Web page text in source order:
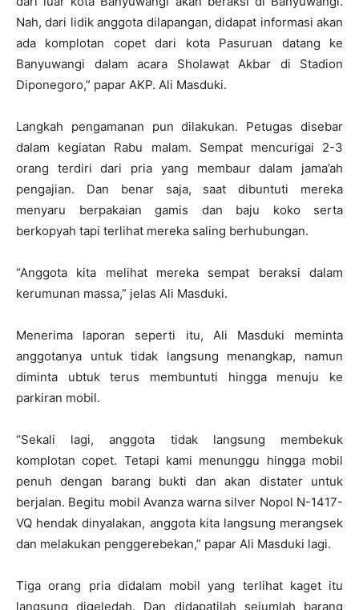
Nah, dari lidik anggota dilapangan, didapat informasi akan
ada komplotan copet dari kota Pasuruan datang ke
Banyuwangi dalam acara Sholawat Akbar di Stadion
Diponegoro,” papar AKP. Ali Masduki.
Langkah pengamanan pun dilakukan. Petugas disebar
dalam kegiatan Rabu malam. Sempat mencurigai 2-3
orang terdiri dari pria yang membaur dalam jama’ah
pengajian. Dan benar saja, saat dibuntuti mereka
menyaru berpakaian gamis dan baju koko serta
berkopyah tapi terlihat mereka saling berhubungan.
“Anggota kita melihat mereka sempat beraksi dalam
kerumunan massa,” jelas Ali Masduki.
Menerima laporan seperti itu, Ali Masduki meminta
anggotanya untuk tidak langsung menangkap, namun
diminta ubtuk terus membuntuti hingga menuju ke
parkiran mobil.
“Sekali lagi, anggota tidak langsung membekuk
komplotan copet. Tetapi kami menunggu hingga mobil
penuh dengan barang bukti dan akan distater untuk
berjalan. Begitu mobil Avanza warna silver Nopol N-1417-
VQ hendak dinyalakan, anggota kita langsung merangsek
dan melakukan penggerebekan,” papar Ali Masduki lagi.
Tiga orang pria didalam mobil yang terlihat kaget itu
langsung digeledah. Dan didapatilah sejumlah barang